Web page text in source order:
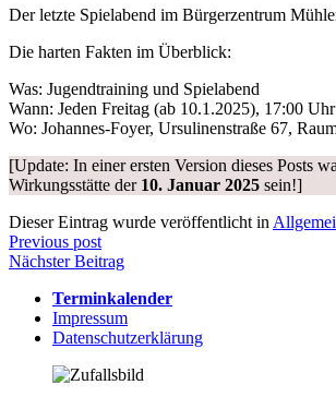
Der letzte Spielabend im Bürgerzentrum
Die harten Fakten im Überblick:
Was: Jugendtraining und Spielabend
Wann: Jeden Freitag (ab 10.1.2025), 17:00
Wo: Johannes-Foyer, Ursulinenstraße 67,
[Update: In einer ersten Version dieses Posts
Wirkungsstätte der 10. Januar 2025 sein!]
Dieser Eintrag wurde veröffentlicht in
Beitragsnavigation
Previous post
Nächster Beitrag
Terminkalender
Impressum
Datenschutzerklärung